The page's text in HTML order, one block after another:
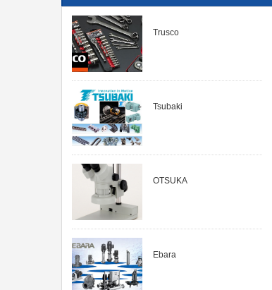
Trusco
Tsubaki
OTSUKA
Ebara